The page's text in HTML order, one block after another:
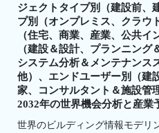
ジェクトタイプ別（建設前、
プ別（オンプレミス、クラウ
（住宅、商業、産業、公共イ
（建設＆設計、プランニン
システム分析＆メンテナンス
他）、エンドユーザー別（建
家、コンサルタント＆施設管
2032年の世界機会分析と産業
世界のビルディング情報モデリ